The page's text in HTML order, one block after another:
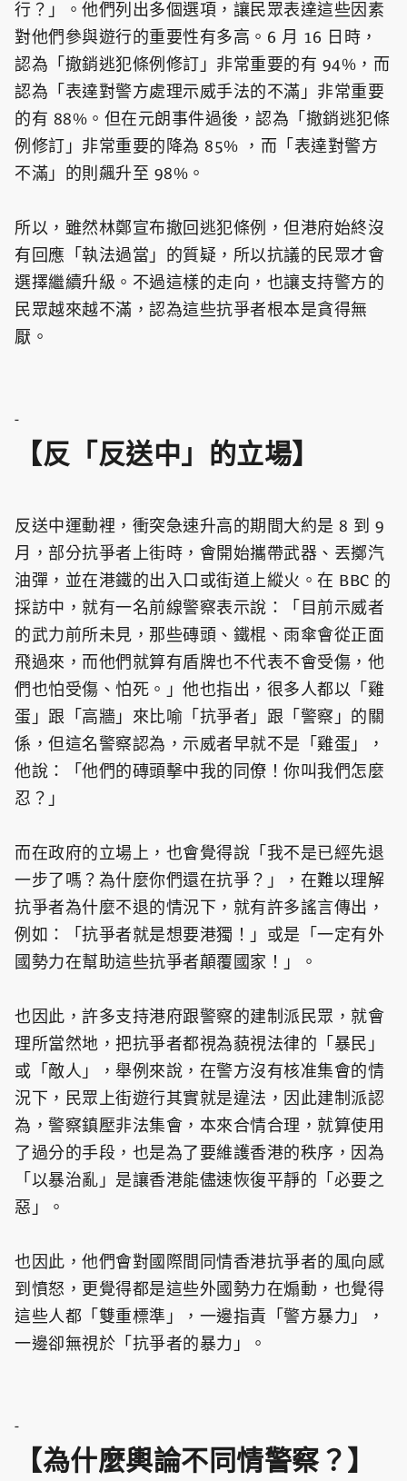
行？」。他們列出多個選項，讓民眾表達這些因素
對他們參與遊行的重要性有多高。6 月 16 日時，
認為「撤銷逃犯條例修訂」非常重要的有 94%，而
認為「表達對警方處理示威手法的不滿」非常重要
的有 88%。但在元朗事件過後，認為「撤銷逃犯條
例修訂」非常重要的降為 85% ，而「表達對警方
不滿」的則飆升至 98%。
所以，雖然林鄭宣布撤回逃犯條例，但港府始終沒
有回應「執法過當」的質疑，所以抗議的民眾才會
選擇繼續升級。不過這樣的走向，也讓支持警方的
民眾越來越不滿，認為這些抗爭者根本是貪得無
厭。
-
【反「反送中」的立場】
反送中運動裡，衝突急速升高的期間大約是 8 到 9
月，部分抗爭者上街時，會開始攜帶武器、丟擲汽
油彈，並在港鐵的出入口或街道上縱火。在 BBC 的
採訪中，就有一名前線警察表示說：「目前示威者
的武力前所未見，那些磚頭、鐵棍、雨傘會從正面
飛過來，而他們就算有盾牌也不代表不會受傷，他
們也怕受傷、怕死。」他也指出，很多人都以「雞
蛋」跟「高牆」來比喻「抗爭者」跟「警察」的關
係，但這名警察認為，示威者早就不是「雞蛋」，
他說：「他們的磚頭擊中我的同僚！你叫我們怎麼
忍？」
而在政府的立場上，也會覺得說「我不是已經先退
一步了嗎？為什麼你們還在抗爭？」，在難以理解
抗爭者為什麼不退的情況下，就有許多謠言傳出，
例如：「抗爭者就是想要港獨！」或是「一定有外
國勢力在幫助這些抗爭者顛覆國家！」。
也因此，許多支持港府跟警察的建制派民眾，就會
理所當然地，把抗爭者都視為藐視法律的「暴民」
或「敵人」，舉例來說，在警方沒有核准集會的情
況下，民眾上街遊行其實就是違法，因此建制派認
為，警察鎮壓非法集會，本來合情合理，就算使用
了過分的手段，也是為了要維護香港的秩序，因為
「以暴治亂」是讓香港能儘速恢復平靜的「必要之
惡」。
也因此，他們會對國際間同情香港抗爭者的風向感
到憤怒，更覺得都是這些外國勢力在煽動，也覺得
這些人都「雙重標準」，一邊指責「警方暴力」，
一邊卻無視於「抗爭者的暴力」。
-
【為什麼輿論不同情警察？】